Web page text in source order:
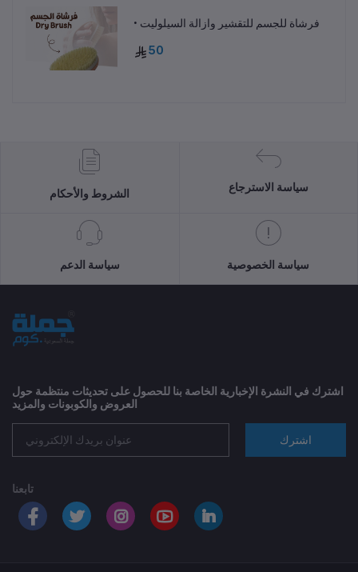
• فرشاة للجسم للتقشير وازالة السيلوليت
50
الشروط والأحكام
سياسة الاسترجاع
سياسة الدعم سياسة الخصوصية
اشترك في النشرة الإخبارية الخاصة بنا للحصول على تحديثات منتظمة حول
العروض والكوبونات والمزيد
اشترك
تابعنا